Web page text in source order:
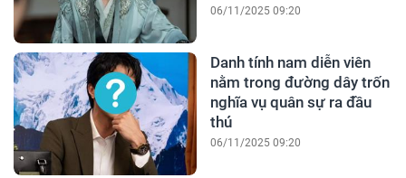
06/11/2025 09:20
Danh tính nam diễn viên
nằm trong đường dây trốn
nghĩa vụ quân sự ra đầu
thú
06/11/2025 09:20